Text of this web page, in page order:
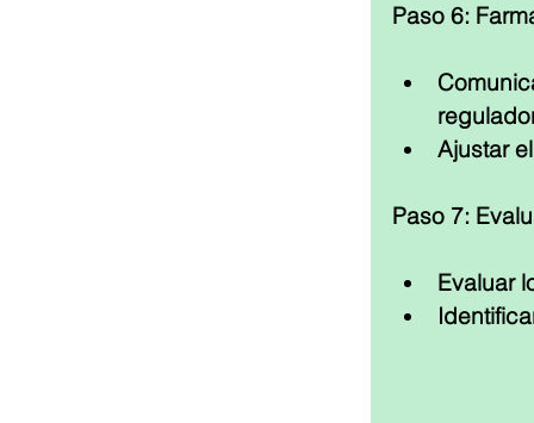
Paso 6:
Ajustar
Paso 7:
Evaluar